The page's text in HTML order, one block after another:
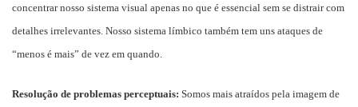
concentrar nosso sistema visual apenas no que é essencial sem se distrair com
detalhes irrelevantes. Nosso sistema límbico também tem uns ataques de
“menos é mais” de vez em quando.
Resolução de problemas perceptuais: Somos mais atraídos pela imagem de